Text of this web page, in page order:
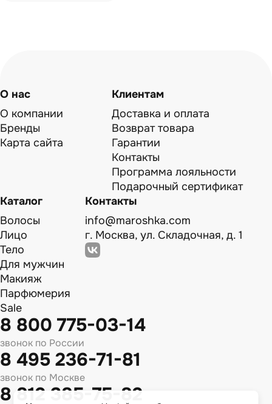
О нас
О компании
Бренды
Карта сайта
Клиентам
Доставка и оплата
Возврат товара
Гарантии
Контакты
Программа лояльности
Подарочный сертификат
Каталог
Волосы
Лицо
Тело
Для мужчин
Макияж
Парфюмерия
Sale
Контакты
info@maroshka.com
г. Москва, ул. Складочная, д. 1
8 800 775-03-14
звонок по России
8 495 236-71-81
звонок по Москве
8 812 385-75-82